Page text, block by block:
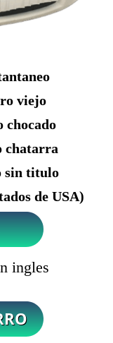
viejo
chocado
chatarra
sin titulo
de USA)
ingles